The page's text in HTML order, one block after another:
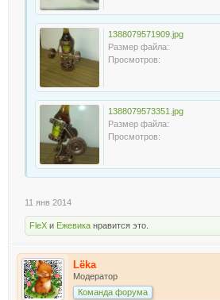
1388079571909.jpg
Размер файла:
Просмотров:
1388079573351.jpg
Размер файла:
Просмотров:
11 янв 2014
FleX и Ежевика нравится это.
Lёka
Модератор
Команда форума